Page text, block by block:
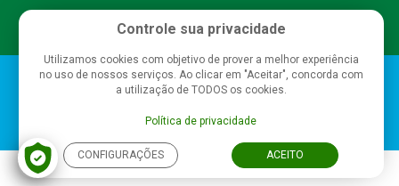
Papareia News - Todos os direitos reservados
Controle sua privacidade
Utilizamos cookies com objetivo de prover a melhor experiência
no uso de nossos serviços. Ao clicar em "Aceitar", concorda com
a utilização de TODOS os cookies.
Política de privacidade
CONFIGURAÇÕES ACEITO